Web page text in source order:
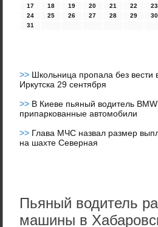
17
18 19 20 21 22
23
24
25 26 27 28 29
30
31
>> Школьница пропала без вести
Иркутска 29 сентября
>> В Киеве пьяный водитель
припаркованные автомобили
>> Глава МЧС назвал размер
на шахте Северная
Пьяный водитель
машины в